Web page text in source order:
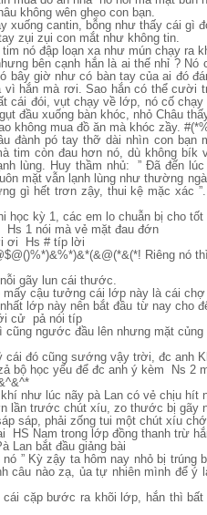
không wên ghẹo con bạn.
xuống cantin, bỗng như thấy cái gì
zụi zụi con mắt như không tin.
tim nó đập loạn xa như mún chạy
bên cạnh hắn là ai thế nhỉ ?
bây giờ như có bàn tay của ai đó
vì hắn mà rơi. Sao hắn có thể cười
cái đói, vụt chạy về lớp, nó cố
đầu xuống bàn khóc, nhỏ Châu
không mua đồ ăn mà khóc zầy.
đành pó tay thỡ dài nhìn con bạn
tim còn đau hơn nó, dù không
lùng. Huy thầm nhủ: ” Đã đến
mặt vẫn lạnh lùng như thường
gì hết trơn zậy, thui kệ mặc xác
học kỳ 1, các em lo chuẫn bị cho tốt
1 nói mà vẻ mặt đau đớn
ơi Hs # típ lời
Riêng nó
gãy lun cái thước.
mấy cậu tưởng cái lớp này là cái
lớp này nên bắt đầu từ nay cho
cử pả nói típ
cũng ngước đầu lên nhưng mặt
cái đó cũng sướng vậy trời, đc anh
bộ học yếu để đc anh ý kèm Ns 2
như lúc nãy pà Lan có vẻ chịu hít
lần trước chút xíu, zo thước bị gãy
sáp, phải zống tui một chút xíu
HS Nam trong lớp đồng thanh trừ
Lan bắt đầu giảng bài
nó ” Kỳ zậy ta hôm nay nhỏ bị
câu nào zạ, ủa tự nhiên mình để ý
cái cặp bước ra khõi lớp, hắn thì